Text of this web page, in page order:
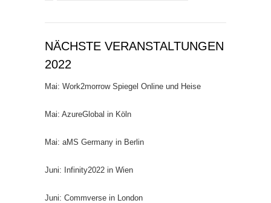
NÄCHSTE VERANSTALTUNGEN
2022
Mai: Work2morrow Spiegel Online und Heise
Mai: AzureGlobal in Köln
Mai: aMS Germany in Berlin
Juni: Infinity2022 in Wien
Juni: Commverse in London